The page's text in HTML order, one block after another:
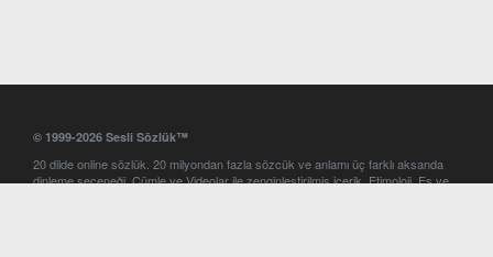
© 1999-2026 Sesli Sözlük™
20 dilde online sözlük. 20 milyondan fazla sözcük ve anlamı üç farklı aksanda
dinleme seçeneği. Cümle ve Videolar ile zenginleştirilmiş içerik. Etimoloji, Eş ve